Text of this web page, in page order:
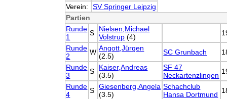
Verein:
SV Springer Leipzig
Partien
Runde
1
S
Nielsen,Michael
Volstrup (4)
Runde
2
W Angott,Jürgen
(2.5)
SC Grunbach
Runde
3
S
Kaiser,Andreas
(3.5)
SF 47
Neckartenzlingen
Runde
4
S Giesenberg,Angela
(3.5)
Schachclub
Hansa Dortmund